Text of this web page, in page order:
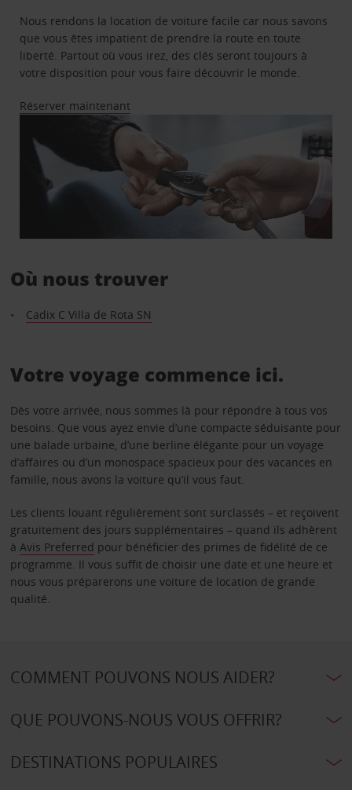
Nous rendons la location de voiture facile car nous savons
que vous êtes impatient de prendre la route en toute
liberté. Partout où vous irez, des clés seront toujours à
votre disposition pour vous faire découvrir le monde.
Réserver maintenant
Où nous trouver
Cadix C Villa de Rota SN
Votre voyage commence ici.
Dès votre arrivée, nous sommes là pour répondre à tous vos
besoins. Que vous ayez envie d’une compacte séduisante pour
une balade urbaine, d’une berline élégante pour un voyage
d’affaires ou d’un monospace spacieux pour des vacances en
famille, nous avons la voiture qu’il vous faut.
Les clients louant régulièrement sont surclassés – et reçoivent
gratuitement des jours supplémentaires – quand ils adhèrent
à Avis Preferred pour bénéficier des primes de fidélité de ce
programme. Il vous suffit de choisir une date et une heure et
nous vous préparerons une voiture de location de grande
qualité.
COMMENT POUVONS NOUS AIDER?
QUE POUVONS-NOUS VOUS OFFRIR?
DESTINATIONS POPULAIRES